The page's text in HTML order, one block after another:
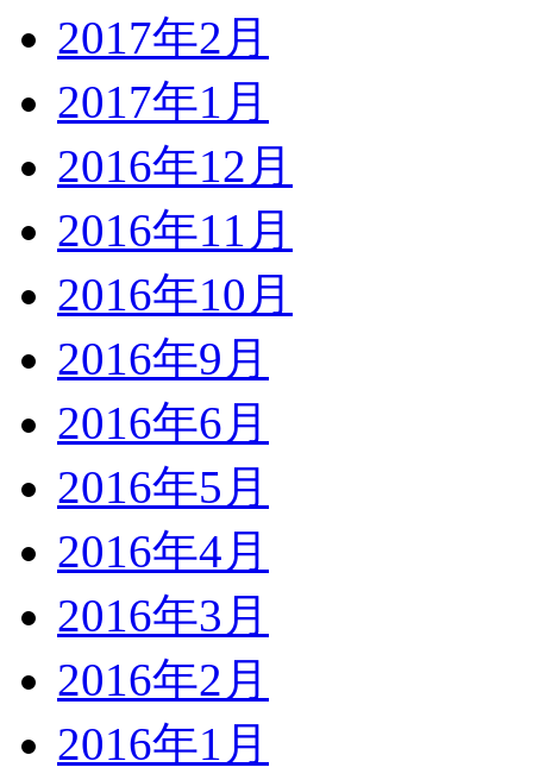
2017年2月
2017年1月
2016年12月
2016年11月
2016年10月
2016年9月
2016年6月
2016年5月
2016年4月
2016年3月
2016年2月
2016年1月